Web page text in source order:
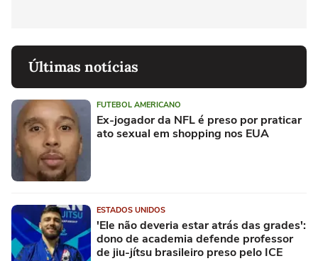
Últimas notícias
FUTEBOL AMERICANO
Ex-jogador da NFL é preso por praticar
ato sexual em shopping nos EUA
ESTADOS UNIDOS
'Ele não deveria estar atrás das grades':
dono de academia defende professor
de jiu-jítsu brasileiro preso pelo ICE